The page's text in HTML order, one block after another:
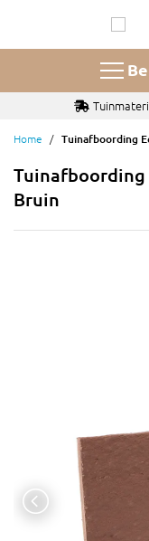
de
Home Tuinafboording
Tuinafboording
Bruin